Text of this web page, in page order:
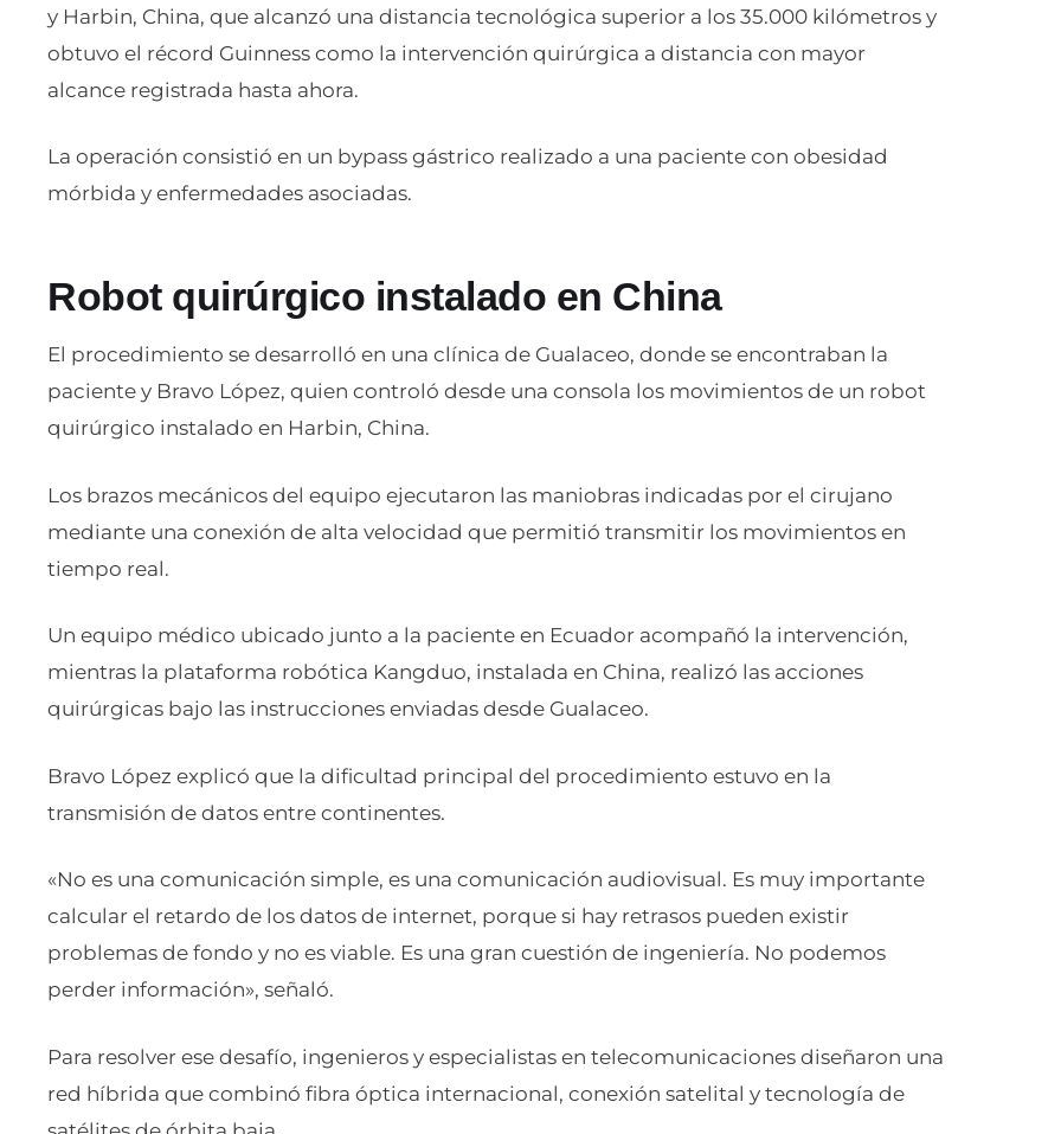
y Harbin, China, que alcanzó una distancia tecnológica superior a los 35.000 kilómetros y
obtuvo el récord Guinness como la intervención quirúrgica a distancia con mayor
alcance registrada hasta ahora.
La operación consistió en un bypass gástrico realizado a una paciente con obesidad
mórbida y enfermedades asociadas.
Robot quirúrgico instalado en China
El procedimiento se desarrolló en una clínica de Gualaceo, donde se encontraban la
paciente y Bravo López, quien controló desde una consola los movimientos de un robot
quirúrgico instalado en Harbin, China.
Los brazos mecánicos del equipo ejecutaron las maniobras indicadas por el cirujano
mediante una conexión de alta velocidad que permitió transmitir los movimientos en
tiempo real.
Un equipo médico ubicado junto a la paciente en Ecuador acompañó la intervención,
mientras la plataforma robótica Kangduo, instalada en China, realizó las acciones
quirúrgicas bajo las instrucciones enviadas desde Gualaceo.
Bravo López explicó que la dificultad principal del procedimiento estuvo en la
transmisión de datos entre continentes.
«No es una comunicación simple, es una comunicación audiovisual. Es muy importante
calcular el retardo de los datos de internet, porque si hay retrasos pueden existir
problemas de fondo y no es viable. Es una gran cuestión de ingeniería. No podemos
perder información», señaló.
Para resolver ese desafío, ingenieros y especialistas en telecomunicaciones diseñaron una
red híbrida que combinó fibra óptica internacional, conexión satelital y tecnología de